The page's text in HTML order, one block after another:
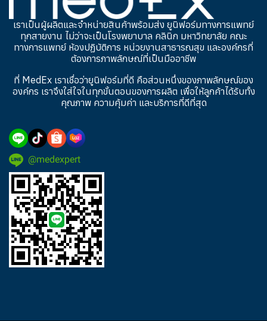
เราเป็นผู้ผลิตและจำหน่ายสินค้าพร้อมส่ง ยูนิฟอร์มทางการแพทย์
ทุกสายงาน ไม่ว่าจะเป็นโรงพยาบาล คลินิก มหาวิทยาลัย คณะ
ทางการแพทย์ ห้องปฏิบัติการ หน่วยงานสาธารณสุข และองค์กรที่
ต้องการภาพลักษณ์ที่เป็นมืออาชีพ
ที่ MedEx เราเชื่อว่ายูนิฟอร์มที่ดี คือส่วนหนึ่งของภาพลักษณ์ของ
องค์กร เราจึงใส่ใจในทุกขั้นตอนของการผลิต เพื่อให้ลูกค้าได้รับทั้ง
คุณภาพ ความคุ้มค่า และบริการที่ดีที่สุด
@medexpert